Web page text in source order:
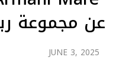
عن مجموعة
JUNE 3, 2025